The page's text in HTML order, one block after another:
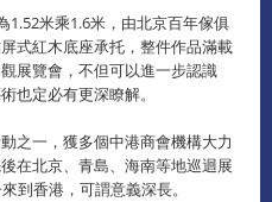
1.52米乘1.6米，由北京百年傢俱
式紅木底座承托，整件作品滿載
展覽會，不但可以進一步認識
也定必有更深瞭解。
之一，獲多個中港商會機構大力
在北京、青島、海南等地巡迴展
到香港，可謂意義深長。